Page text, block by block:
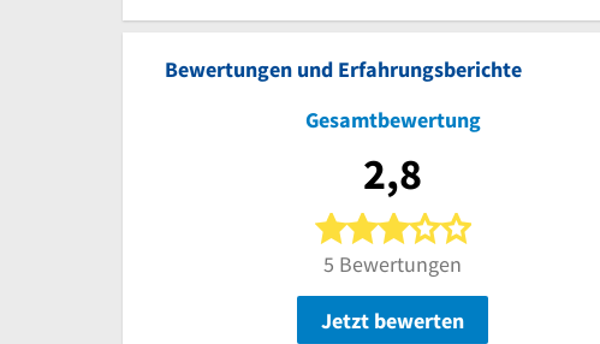
Bewertungen und Erfahrungsberichte
Gesamtbewertung
2,8
3 von 5 Sternen
5 Bewertungen
Jetzt bewerten